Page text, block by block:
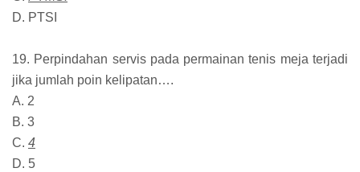
D. PTSI
19. Perpindahan servis pada permainan tenis meja terjadi
jika jumlah poin kelipatan….
A. 2
B. 3
C. 4
D. 5